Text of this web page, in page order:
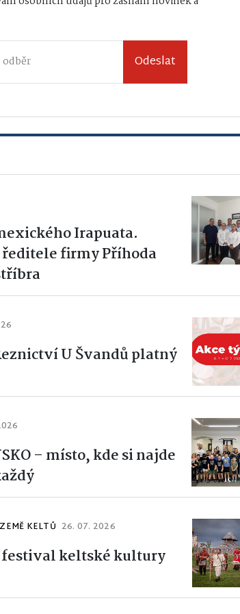
Odeslat
Irapuata.
firmy Příhoda
U Švandů platný
– místo, kde si najde
KELTŮ 26. 07. 2026
keltské kultury